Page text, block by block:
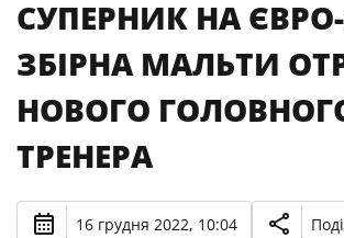
СУПЕРНИК НА ЄВРО-
ЗБІРНА МАЛЬТИ
НОВОГО
ТРЕНЕРА
16 грудня 2022, 10:04